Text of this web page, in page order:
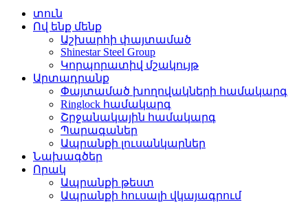
տուն
Ով ենք մենք
Աշխարհի փայտամած
Shinestar Steel Group
Կորպորատիվ մշակույթ
Արտադրանք
Փայտամած խողովակների համակարգ
Ringlock համակարգ
Շրջանակային համակարգ
Պարագաներ
Ապրանքի լուսանկարներ
Նախագծեր
Որակ
Ապրանքի թեստ
Ապրանքի հուսալի վկայագրում